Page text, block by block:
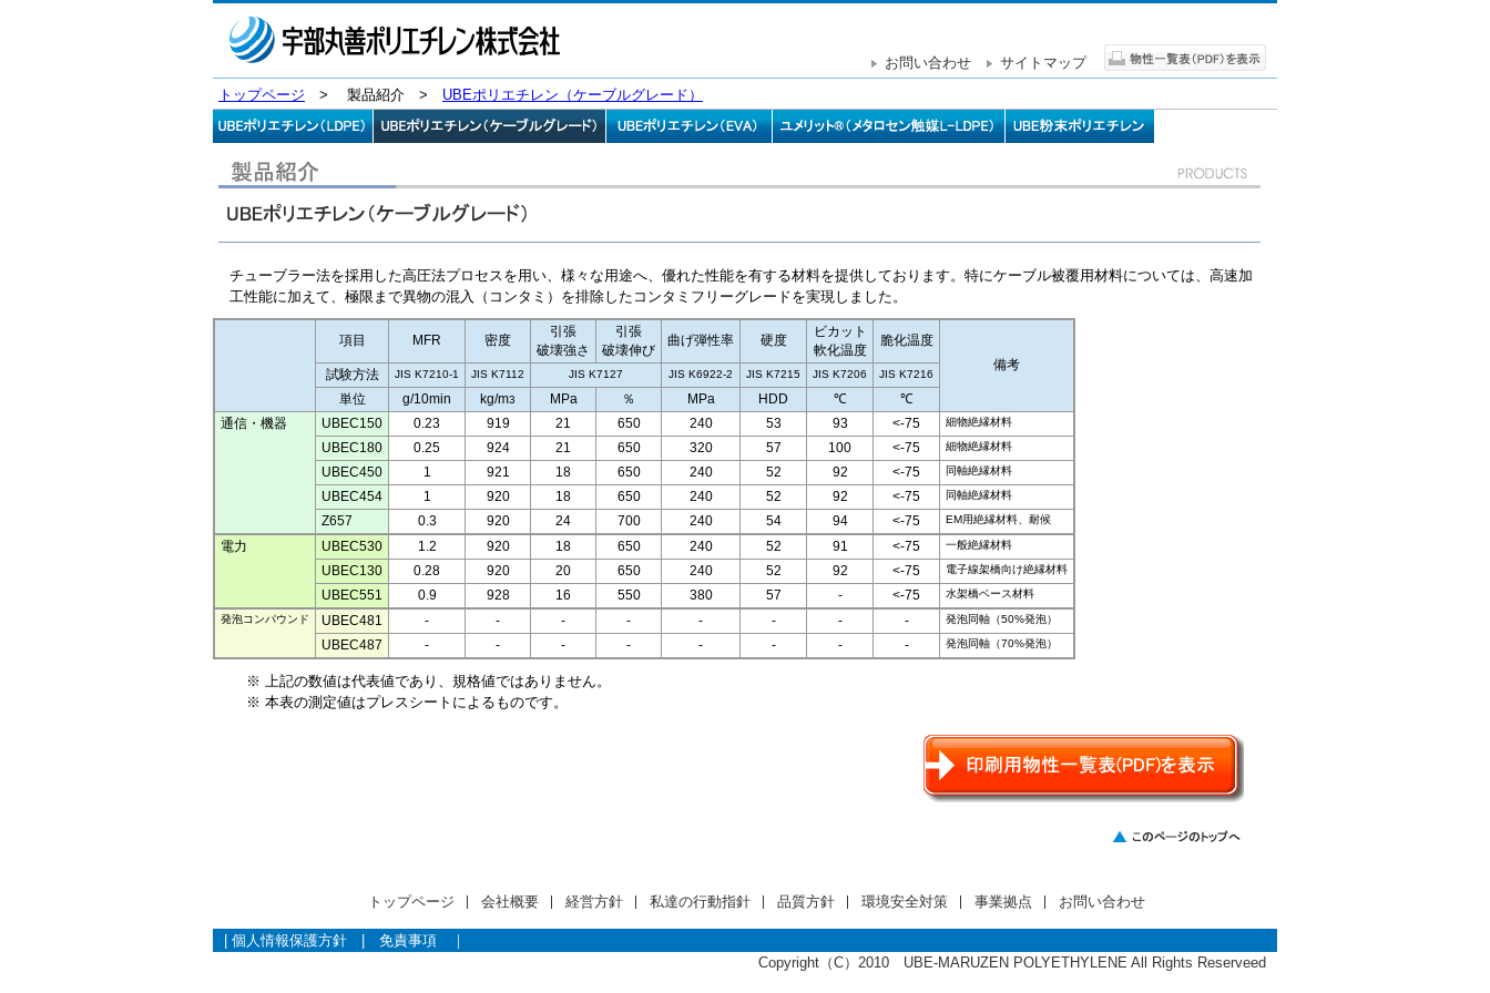
お問い合わせ
サイトマップ
トップページ > 製品紹介 > UBEポリエチレン（ケーブルグレード）
チューブラー法を採用した高圧法プロセスを用い、様々な用途へ、優れた性能を有する材料を提供しております。特にケーブル被覆用材料については、高速加
工性能に加えて、極限まで異物の混入（コンタミ）を排除したコンタミフリーグレードを実現しました。
項目 MFR 密度
引張
破壊強さ
引張
破壊伸び
曲げ弾性率 硬度
ビカット
軟化温度
脆化温度
備考
試験方法 JIS K7210-1 JIS K7112 JIS K7127 JIS K6922-2 JIS K7215 JIS K7206 JIS K7216
単位 g/10min kg/m3 MPa ％ MPa HDD ℃
℃
通信・機器
UBEC150 0.23 919 21 650 240 53 93 <-75 細物絶縁材料
UBEC180 0.25 924 21 650 320 57 100 <-75 細物絶縁材料
UBEC450 1 921 18 650 240 52 92 <-75 同軸絶縁材料
UBEC454 1 920 18 650 240 52 92 <-75 同軸絶縁材料
Z657 0.3 920 24 700 240 54 94 <-75 EM用絶縁材料、耐候
電力 UBEC530 1.2 920 18 650 240 52 91 <-75 一般絶縁材料
UBEC130 0.28 920 20 650 240 52 92 <-75 電子線架橋向け絶縁材料
UBEC551 0.9 928 16 550 380 57 - <-75 水架橋ベース材料
発泡コンパウンド UBEC481 - - - - - - - - 発泡同軸（50%発泡）
UBEC487 - - - - - - - - 発泡同軸（70%発泡）
※ 上記の数値は代表値であり、規格値ではありません。
※ 本表の測定値はプレスシートによるものです。
トップページ 会社概要 経営方針 私達の行動指針 品質方針 環境安全対策 事業拠点 お問い合わせ
個人情報保護方針 免責事項 ｜
Copyright（C）2010 UBE-MARUZEN POLYETHYLENE All Rights Reserveed